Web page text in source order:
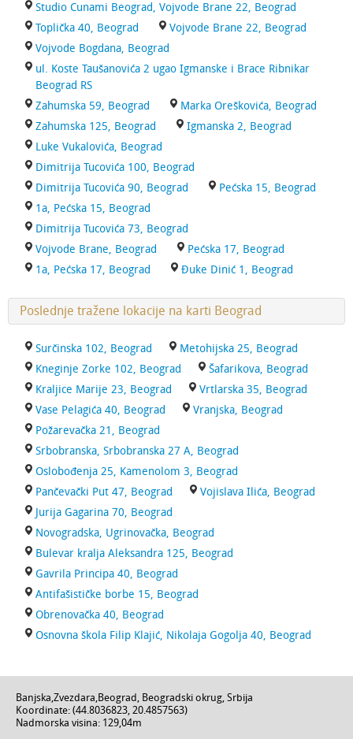
Studio Cunami Beograd, Vojvode Brane 22, Beograd
Toplička 40, Beograd
Vojvode Brane 22, Beograd
Vojvode Bogdana, Beograd
ul. Koste Taušanovića 2 ugao Igmanske i Brace Ribnikar
Beograd RS
Zahumska 59, Beograd
Marka Oreškovića, Beograd
Zahumska 125, Beograd
Igmanska 2, Beograd
Luke Vukalovića, Beograd
Dimitrija Tucovića 100, Beograd
Dimitrija Tucovića 90, Beograd
Pećska 15, Beograd
1a, Pećska 15, Beograd
Dimitrija Tucovića 73, Beograd
Vojvode Brane, Beograd
Pećska 17, Beograd
1a, Pećska 17, Beograd
Đuke Dinić 1, Beograd
Poslednje tražene lokacije na karti Beograd
Surčinska 102, Beograd
Metohijska 25, Beograd
Kneginje Zorke 102, Beograd
Šafarikova, Beograd
Kraljice Marije 23, Beograd
Vrtlarska 35, Beograd
Vase Pelagića 40, Beograd
Vranjska, Beograd
Požarevačka 21, Beograd
Srbobranska, Srbobranska 27 A, Beograd
Oslobođenja 25, Kamenolom 3, Beograd
Pančevački Put 47, Beograd
Vojislava Ilića, Beograd
Jurija Gagarina 70, Beograd
Novogradska, Ugrinovačka, Beograd
Bulevar kralja Aleksandra 125, Beograd
Gavrila Principa 40, Beograd
Antifašističke borbe 15, Beograd
Obrenovačka 40, Beograd
Osnovna škola Filip Klajić, Nikolaja Gogolja 40, Beograd
Banjska,Zvezdara,Beograd, Beogradski okrug, Srbija
Koordinate: (44.8036823, 20.4857563)
Nadmorska visina: 129,04m